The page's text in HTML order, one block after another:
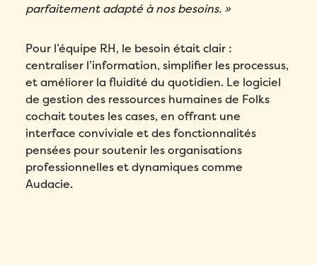
parfaitement adapté à nos besoins. »
Pour l’équipe RH, le besoin était clair :
centraliser l’information, simplifier les processus,
et améliorer la fluidité du quotidien. Le logiciel
de gestion des ressources humaines de Folks
cochait toutes les cases, en offrant une
interface conviviale et des fonctionnalités
pensées pour soutenir les organisations
professionnelles et dynamiques comme
Audacie.